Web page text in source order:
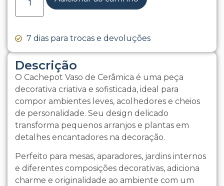
Descrição
O Cachepot Vaso de Cerâmica é uma peça
decorativa criativa e sofisticada, ideal para
compor ambientes leves, acolhedores e cheios
de personalidade. Seu design delicado
transforma pequenos arranjos e plantas em
detalhes encantadores na decoração.
Perfeito para mesas, aparadores, jardins internos
e diferentes composições decorativas, adiciona
charme e originalidade ao ambiente com um
7 dias para trocas e devoluções